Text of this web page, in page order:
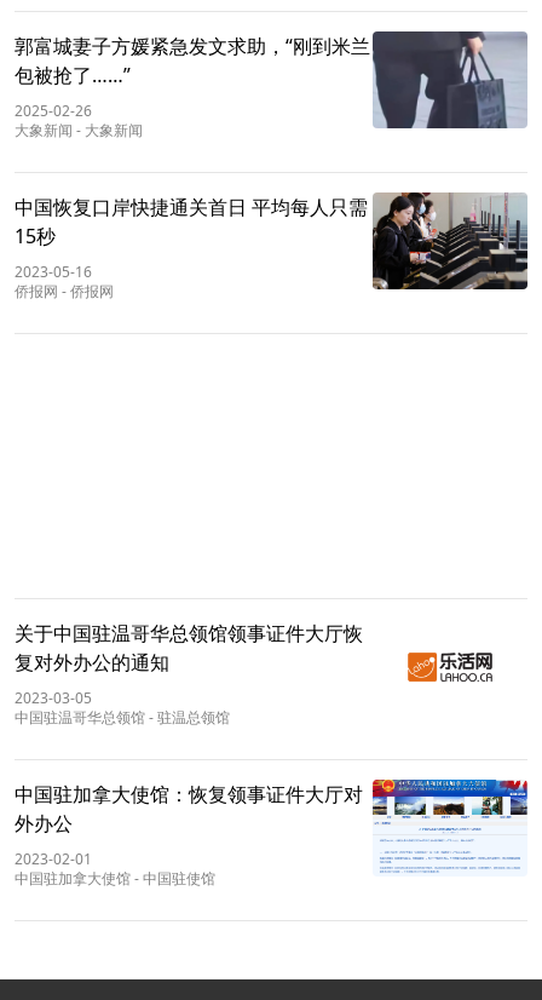
郭富城妻子方媛紧急发文求助，“刚到米兰
包被抢了……”
2025-02-26
大象新闻 - 大象新闻
中国恢复口岸快捷通关首日 平均每人只需
15秒
2023-05-16
侨报网 -侨报网
关于中国驻温哥华总领馆领事证件大厅恢
复对外办公的通知
2023-03-05
中国驻温哥华总领馆-驻温总领馆
中国驻加拿大使馆：恢复领事证件大厅对
外办公
2023-02-01
中国驻加拿大使馆-中国驻使馆